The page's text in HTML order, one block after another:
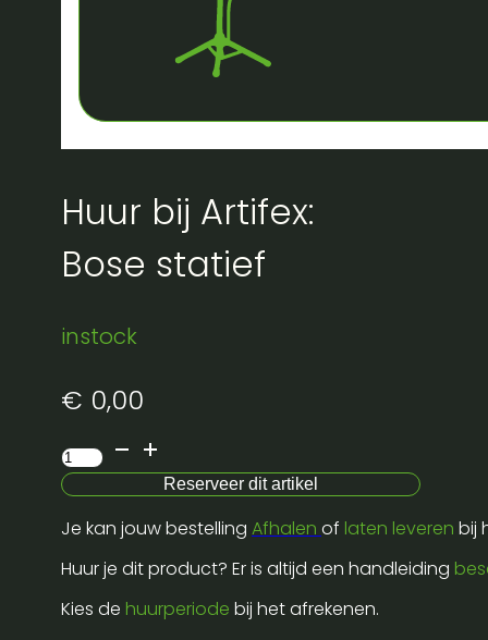
Huur bij Artifex:
Bose statief
instock
€ 0,00
Bose
statief
aantal
Reserveer dit artikel
Je kan jouw bestelling Afhalen of laten leveren bij
Huur je dit product? Er is altijd een handleiding
Kies de huurperiode bij het afrekenen.